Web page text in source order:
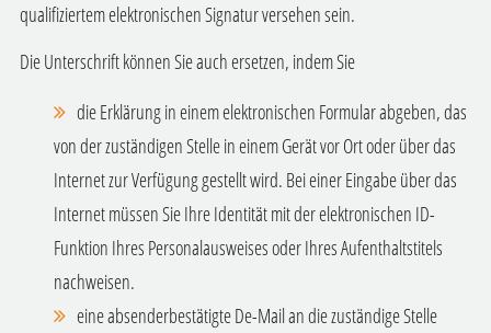
qualifiziertem elektronischen Signatur versehen sein.
Die Unterschrift können Sie auch ersetzen, indem Sie
die Erklärung in einem elektronischen Formular abgeben, das
von der zuständigen Stelle in einem Gerät vor Ort oder über das
Internet zur Verfügung gestellt wird. Bei einer Eingabe über das
Internet müssen Sie Ihre Identität mit der elektronischen ID-
Funktion Ihres Personalausweises oder Ihres Aufenthaltstitels
nachweisen.
eine absenderbestätigte De-Mail an die zuständige Stelle